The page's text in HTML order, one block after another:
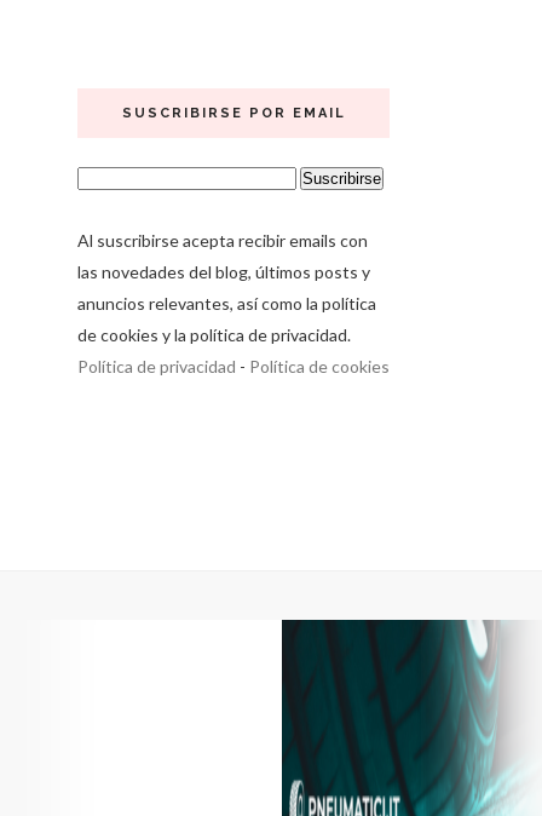
SUSCRIBIRSE POR EMAIL
Al suscribirse acepta recibir emails con
las novedades del blog, últimos posts y
anuncios relevantes, así como la política
de cookies y la política de privacidad.
Política de privacidad - Política de cookies